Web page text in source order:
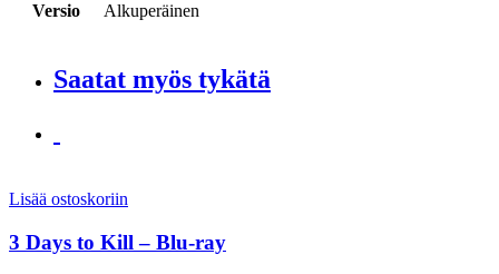
Versio Alkuperäinen
Saatat myös tykätä
Lisää ostoskoriin
3 Days to Kill – Blu-ray